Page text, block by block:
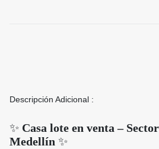
Descripción Adicional :
✨ Casa lote en venta –
Medellín ✨